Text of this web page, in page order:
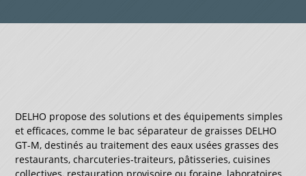
DELHO propose des solutions et des équipements simples
et efficaces, comme le bac séparateur de graisses DELHO
GT-M, destinés au traitement des eaux usées grasses des
restaurants, charcuteries-traiteurs, pâtisseries, cuisines